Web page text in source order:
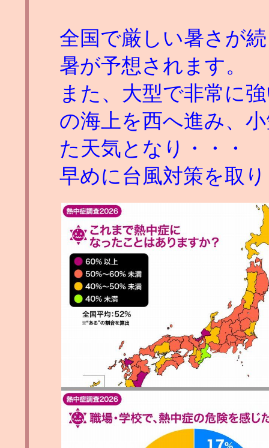
全国で厳しい暑さが
暑が予想されます。
また、大型で非常に
の海上を西へ進み、
た天気となり・・・
早めに台風対策を取